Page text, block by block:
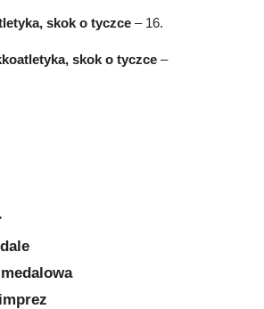
skok o tyczce – 16.
skok o tyczce –